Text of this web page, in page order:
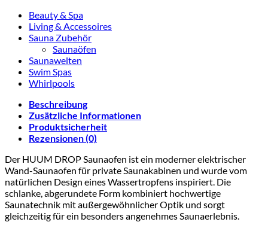
Beauty & Spa
Living & Accessoires
Sauna Zubehör
Saunaöfen
Saunawelten
Swim Spas
Whirlpools
Beschreibung
Zusätzliche Informationen
Produktsicherheit
Rezensionen (0)
Der HUUM DROP Saunaofen ist ein moderner elektrischer
Wand-Saunaofen für private Saunakabinen und wurde vom
natürlichen Design eines Wassertropfens inspiriert. Die
schlanke, abgerundete Form kombiniert hochwertige
Saunatechnik mit außergewöhnlicher Optik und sorgt
gleichzeitig für ein besonders angenehmes Saunaerlebnis.